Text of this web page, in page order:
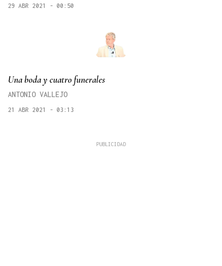
29 ABR 2021 - 00:50
Una boda y cuatro funerales
ANTONIO VALLEJO
21 ABR 2021 - 03:13